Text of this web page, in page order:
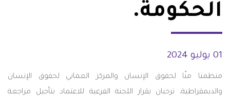
الحكومة.
01 يوليو 2024
منظمتا منّا لحقوق الإنسان والمركز العماني لحقوق الإنسان
والديمقراطية، ترحبان بقرار اللجنة الفرعية للاعتماد بتأجيل مراجعة